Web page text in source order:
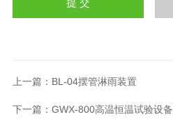
上一篇： BL-04摆管淋雨装置
下一篇： GWX-800高温恒温试验设备